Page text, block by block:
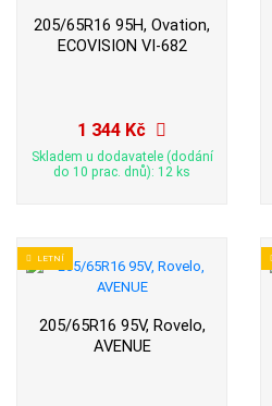
205/65R16 95H, Ovation,
ECOVISION VI-682
1 344 Kč
Skladem u dodavatele (dodání
do 10 prac. dnů): 12 ks
LETNÍ
205/65R16 95V, Rovelo,
AVENUE